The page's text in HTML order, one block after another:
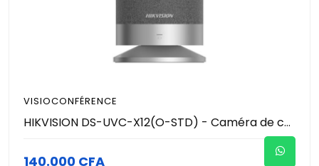
VISIOCONFÉRENCE
HIKVISION DS-UVC-X12(O-STD) - Caméra de conférence portable- Microphones intégrés à 4 micros avec un son clair - Batterie au lithium intégrée de 2 450 mAh
140.000 CFA